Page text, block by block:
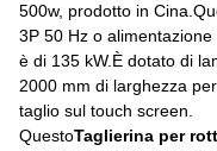
500w, prodotto in
3P 50 Hz o
è di 135 kW.È dotato di
2000 mm di larghezza
taglio sul touch screen.
QuestoTaglierina per